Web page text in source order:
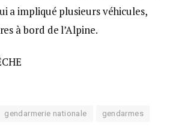
a impliqué plusieurs véhicules,
à bord de l’Alpine.
gendarmerie nationale gendarmes